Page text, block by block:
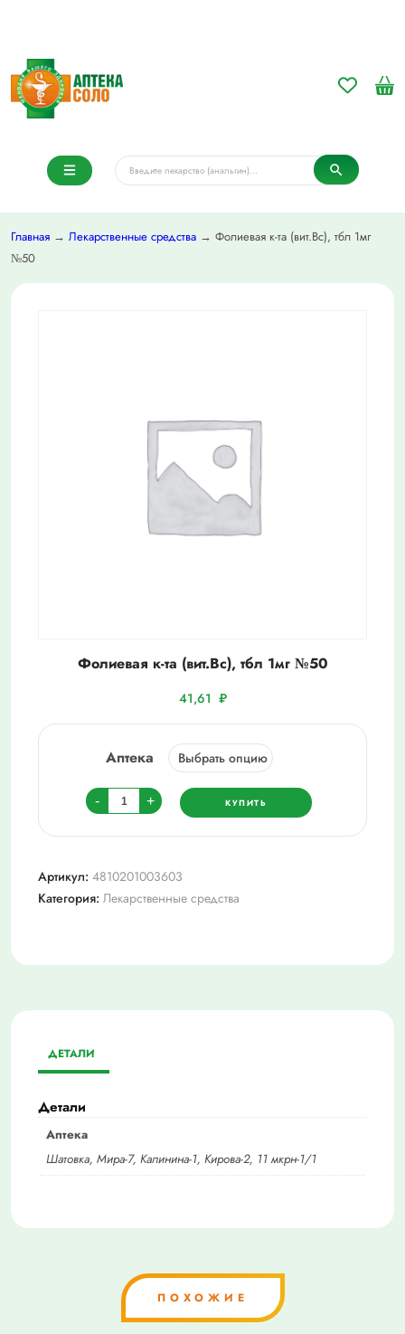
Главная → Лекарственные средства → Фолиевая к-та (вит.Bc), тбл 1мг
№50
Фолиевая к-та (вит.Bc), тбл 1мг №50
41,61 ₽
Аптека
-
Количество
товара
Фолиевая
та
(вит.Bc),
№50
+ КУПИТЬ
Артикул: 4810201003603
Категория: Лекарственные средства
ДЕТАЛИ
Детали
Аптека
Шатовка, Мира-7, Калинина-1, Кирова-2, 11 мкрн-1/1
ПОХОЖИЕ